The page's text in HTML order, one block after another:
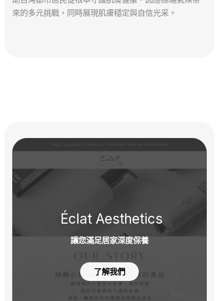
來的多元挑戰，同時展現肌膚穩定與自信光采。
Éclat Aesthetics
讓您滿足居家深度保養
了解我們